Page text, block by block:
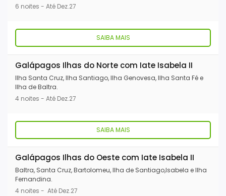
6 noites - Até Dez.27
SAIBA MAIS
Galápagos Ilhas do Norte com Iate Isabela II
Ilha Santa Cruz, Ilha Santiago, Ilha Genovesa, Ilha Santa Fé e
Ilha de Baltra.
4 noites - Até Dez.27
SAIBA MAIS
Galápagos Ilhas do Oeste com Iate Isabela II
Baltra, Santa Cruz, Bartolomeu, Ilha de Santiago,Isabela e Ilha
Fernandina.
4 noites - Até Dez.27